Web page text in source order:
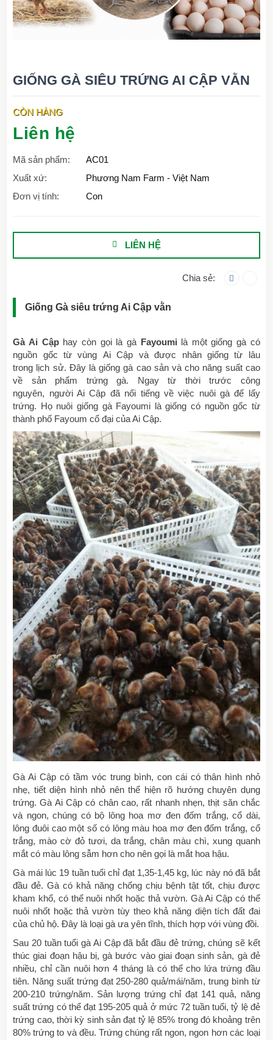
GIỐNG GÀ SIÊU TRỨNG AI CẬP VẰN
CÒN HÀNG
Liên hệ
Mã sản phẩm:
AC01
Xuất xứ:
Phương Nam Farm - Việt Nam
Đơn vị tính:
Con
LIÊN HỆ
Chia sẻ:
Giống Gà siêu trứng Ai Cập vằn
Gà Ai Cậphay còn gọi là gà Fayoumi là một giống gà có
nguồn gốc từ vùng Ai Cập và được nhân giống từ lâu
trong lịch sử. Đây là giống gà cao sản và cho năng suất cao
về sản phẩm trứng gà. Ngay từ thời trước công
nguyên, người Ai Cập đã nổi tiếng về việc nuôi gà để lấy
trứng. Họ nuôi giống gà Fayoumi là giống có nguồn gốc từ
thành phố Fayoum cổ đại của Ai Cập.
Gà Ai Cập có tầm vóc trung bình, con cái có thân hình nhỏ
nhẹ, tiết diện hình nhỏ nên thể hiện rõ hướng chuyên dụng
trứng. Gà Ai Cập có chân cao, rất nhanh nhẹn, thịt săn chắc
và ngon, chúng có bộ lông hoa mơ đen đốm trắng, cổ dài,
lông đuôi cao một số có lông màu hoa mơ đen đốm trắng, cổ
trắng, mào cờ đỏ tươi, da trắng, chân màu chì, xung quanh
mắt có màu lông sẫm hơn cho nên gọi là mắt hoa hậu.
Gà mái lúc 19 tuần tuổi chỉ đạt 1,35-1,45 kg, lúc này nó đã bắt
đầu đẻ. Gà có khả năng chống chịu bệnh tật tốt, chịu được
kham khổ, có thể nuôi nhốt hoặc thả vườn. Gà Ai Cập có thể
nuôi nhốt hoặc thả vườn tùy theo khả năng diện tích đất đai
của chủ hộ. Đây là loại gà ưa yên tĩnh, thích hợp với vùng đồi.
Sau 20 tuần tuổi gà Ai Cập đã bắt đầu đẻ trứng, chúng sẽ kết
thúc giai đoạn hậu bị, gà bước vào giai đoạn sinh sản, gà đẻ
nhiều, chỉ cần nuôi hơn 4 tháng là có thể cho lứa trứng đầu
tiên. Năng suất trứng đạt 250-280 quả/mái/năm, trung bình từ
200-210 trứng/năm. Sản lượng trứng chỉ đạt 141 quả, năng
suất trứng có thể đạt 195-205 quả ở mức 72 tuần tuổi, tỷ lệ đẻ
trứng cao, thời kỳ sinh sản đạt tỷ lệ 85% trong đó khoảng trên
80% trứng to và đều. Trứng chúng rất ngon, ngon hơn các loại